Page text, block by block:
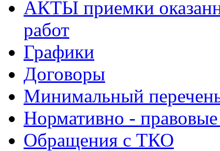
АКТЫ приемки
работ
Графики
Договоры
Минимальный
Нормативно -
Обращения с ТКО